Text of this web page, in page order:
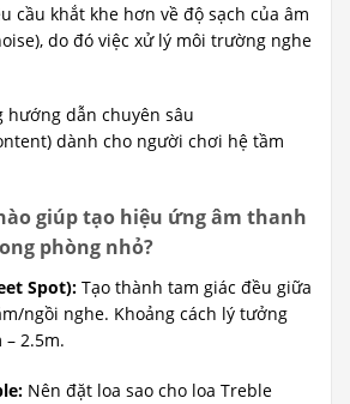
cầu khắt khe hơn về độ sạch của âm
do đó việc xử lý môi trường nghe
hướng dẫn chuyên sâu
dành cho người chơi hệ tầm
giúp tạo hiệu ứng âm thanh
phòng nhỏ?
Spot):Tạo thành tam giác đều giữa
ngồi nghe. Khoảng cách lý tưởng
2.5m.
Nên đặt loa sao cho loa Treble